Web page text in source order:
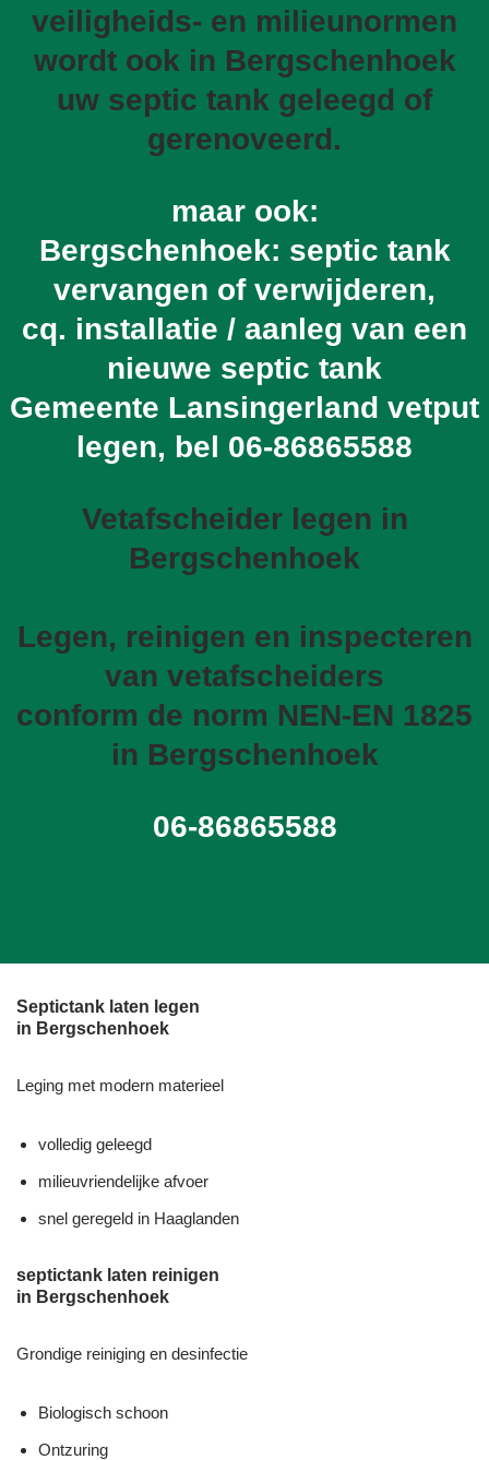
veiligheids- en milieunormen
wordt ook in Bergschenhoek
uw septic tank geleegd of
gerenoveerd.
maar ook:
Bergschenhoek: septic tank
vervangen of verwijderen,
cq. installatie / aanleg van een
nieuwe septic tank
Gemeente Lansingerland vetput
legen, bel 06-86865588
Vetafscheider legen in
Bergschenhoek
Legen, reinigen en inspecteren
van vetafscheiders
conform de norm NEN-EN 1825
in Bergschenhoek
06-86865588
Septictank laten legen
in Bergschenhoek
Leging met modern materieel
volledig geleegd
milieuvriendelijke afvoer
snel geregeld in Haaglanden
septictank laten reinigen
in Bergschenhoek
Grondige reiniging en desinfectie
Biologisch schoon
Ontzuring